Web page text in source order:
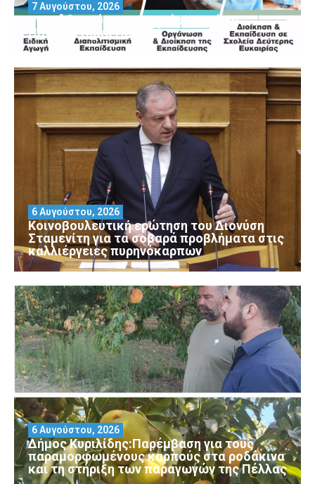
Μοριοδοτούμενα Σεμινάρια από το
Πανεπιστήμιο Πειραιά
7 Αυγούστου, 2026
Κοινοβουλευτική ερώτηση του Διονύση
Σταμενίτη για τα σοβαρά προβλήματα στις
καλλιέργειες πυρηνόκαρπων
6 Αυγούστου, 2026
Δήμος Κυριλίδης:Παρέμβαση για τους
παραμορφωμένους καρπούς στα ροδάκινα
και τη στήριξη των παραγωγών της Πέλλας
6 Αυγούστου, 2026